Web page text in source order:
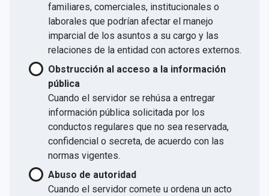
familiares, comerciales, institucionales o
laborales que podrían afectar el manejo
imparcial de los asuntos a su cargo y las
relaciones de la entidad con actores externos.
Obstrucción al acceso a la información
pública
Cuando el servidor se rehúsa a entregar
información pública solicitada por los
conductos regulares que no sea reservada,
confidencial o secreta, de acuerdo con las
normas vigentes.
Abuso de autoridad
Cuando el servidor comete u ordena un acto